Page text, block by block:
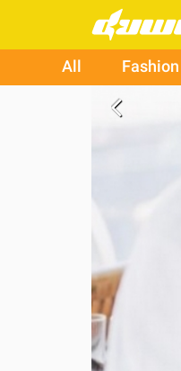
All
arrow_back_ios